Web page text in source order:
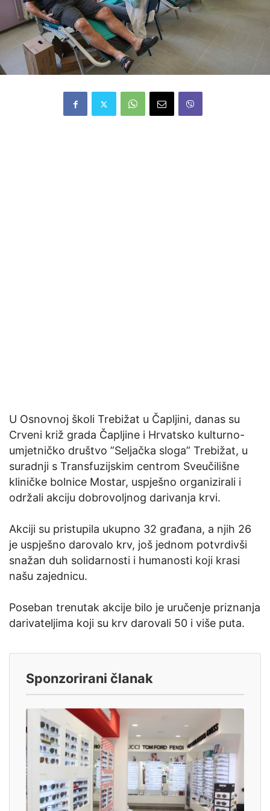
U Osnovnoj školi Trebižat u Čapljini, danas su
Crveni križ grada Čapljine i Hrvatsko kulturno-
umjetničko društvo ”Seljačka sloga” Trebižat, u
suradnji s Transfuzijskim centrom Sveučilišne
kliničke bolnice Mostar, uspješno organizirali i
održali akciju dobrovoljnog darivanja krvi.
Akciji su pristupila ukupno 32 građana, a njih 26
je uspješno darovalo krv, još jednom potvrdivši
snažan duh solidarnosti i humanosti koji krasi
našu zajednicu.
Poseban trenutak akcije bilo je uručenje priznanja
darivateljima koji su krv darovali 50 i više puta.
Sponzorirani članak